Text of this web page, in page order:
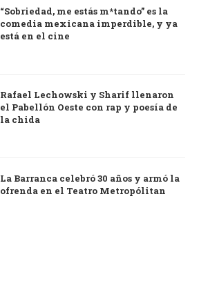
“Sobriedad, me estás m*tando” es la
comedia mexicana imperdible, y ya
está en el cine
Rafael Lechowski y Sharif llenaron
el Pabellón Oeste con rap y poesía de
la chida
La Barranca celebró 30 años y armó la
ofrenda en el Teatro Metropólitan